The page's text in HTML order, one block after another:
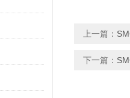
上一篇：
下一篇：